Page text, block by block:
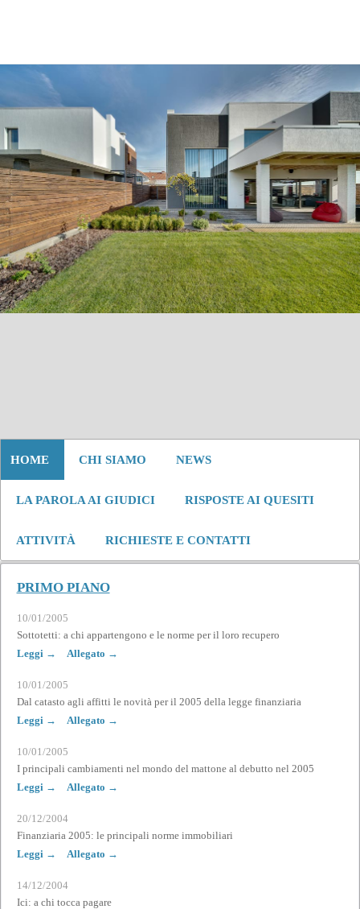
HOME CHI SIAMO NEWS
LA PAROLA AI GIUDICI RISPOSTE AI QUESITI
ATTIVITÀ RICHIESTE E CONTATTI
PRIMO PIANO
10/01/2005
Sottotetti: a chi appartengono e le norme per il loro recupero
Leggi →
Allegato →
10/01/2005
Dal catasto agli affitti le novità per il 2005 della legge finanziaria
Leggi →
Allegato →
10/01/2005
I principali cambiamenti nel mondo del mattone al debutto nel 2005
Leggi →
Allegato →
20/12/2004
Finanziaria 2005: le principali norme immobiliari
Leggi →
Allegato →
14/12/2004
Ici: a chi tocca pagare